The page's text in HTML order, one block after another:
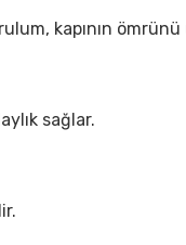
kapının ömrünü
sağlar.